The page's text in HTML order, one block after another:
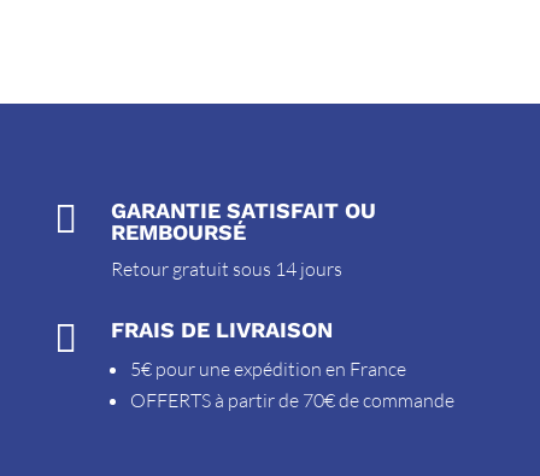

GARANTIE SATISFAIT OU
REMBOURSÉ
Retour gratuit sous 14 jours
 FRAIS DE LIVRAISON
5€ pour une expédition en France
OFFERTS à partir de 70€ de commande